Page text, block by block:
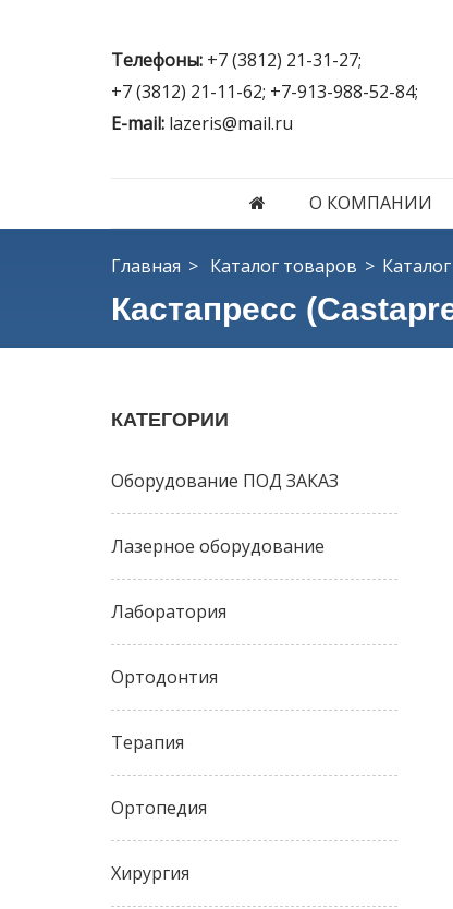
Телефоны: +7 (3812) 21-31-27;
+7 (3812) 21-11-62; +7-913-988-52-84;
E-mail: lazeris@mail.ru
О КОМПАНИИ
Главная Каталог товаров Каталог
Кастапресс
КАТЕГОРИИ
Оборудование ПОД ЗАКАЗ
Лазерное оборудование
Лаборатория
Ортодонтия
Терапия
Ортопедия
Хирургия